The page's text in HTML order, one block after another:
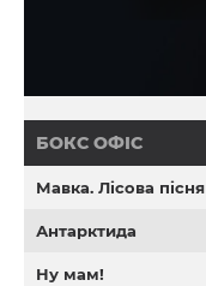
БОКС ОФІС
Мавка. Лісова пісня
Антарктида
Ну мам!